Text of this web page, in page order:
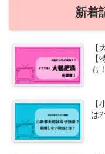
新着記
も！
は